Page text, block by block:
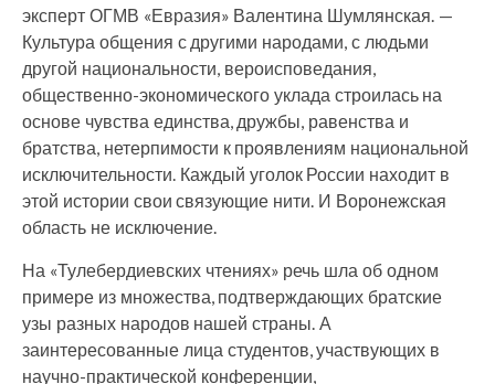
эксперт ОГМВ «Евразия» Валентина Шумлянская. —
Культура общения с другими народами, с людьми
другой национальности, вероисповедания,
общественно-экономического уклада строилась на
основе чувства единства, дружбы, равенства и
братства, нетерпимости к проявлениям национальной
исключительности. Каждый уголок России находит в
этой истории свои связующие нити. И Воронежская
область не исключение.
На «Тулебердиевских чтениях» речь шла об одном
примере из множества, подтверждающих братские
узы разных народов нашей страны. А
заинтересованные лица студентов, участвующих в
научно-практической конференции,